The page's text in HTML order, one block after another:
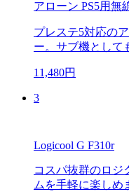
アローン PS5用無
プレステ5対応の
ー。サブ機として
11,480円
3
Logicool G F310r
コスパ抜群のロジ
ムを手軽に楽しめ